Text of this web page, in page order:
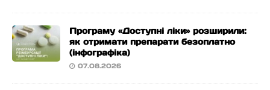
Програму «Доступні ліки» розширили:
як отримати препарати безоплатно
(інфографіка)
07.08.2026